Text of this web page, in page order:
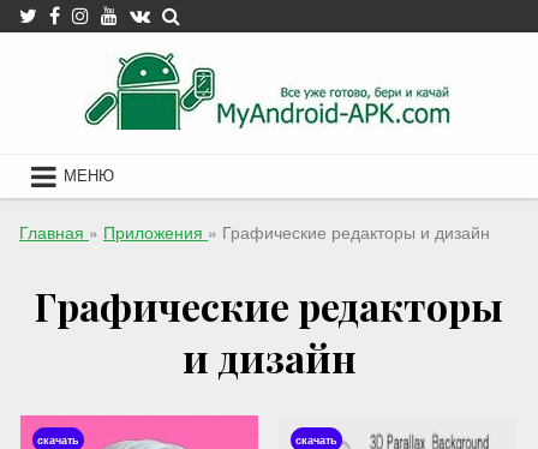
Skip
to
МЕНЮ
Главная » Приложения » Графические редакторы и дизайн
Графические редакторы
и дизайн
скачать скачать